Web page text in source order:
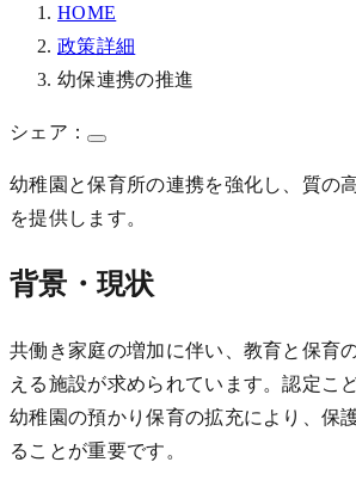
HOME
政策詳細
幼保連携の推進
シェア：
幼稚園と保育所の連携を強化し、質の
を提供します。
背景・現状
共働き家庭の増加に伴い、教育と保育
える施設が求められています。認定こ
幼稚園の預かり保育の拡充により、保
ることが重要です。